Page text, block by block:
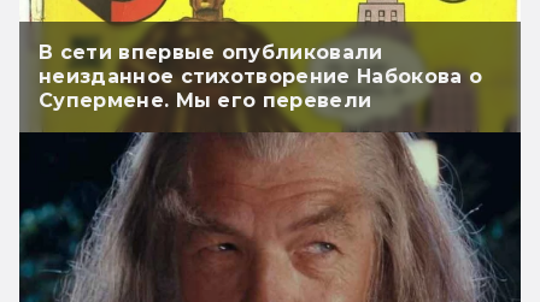
В сети впервые опубликовали
неизданное стихотворение Набокова о
Супермене. Мы его перевели